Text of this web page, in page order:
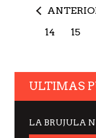
14
15
ULTIMAS